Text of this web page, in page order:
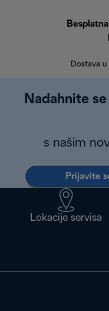
Dostava
Nadahnite
s našim
Prijavite
Lokacije servisa